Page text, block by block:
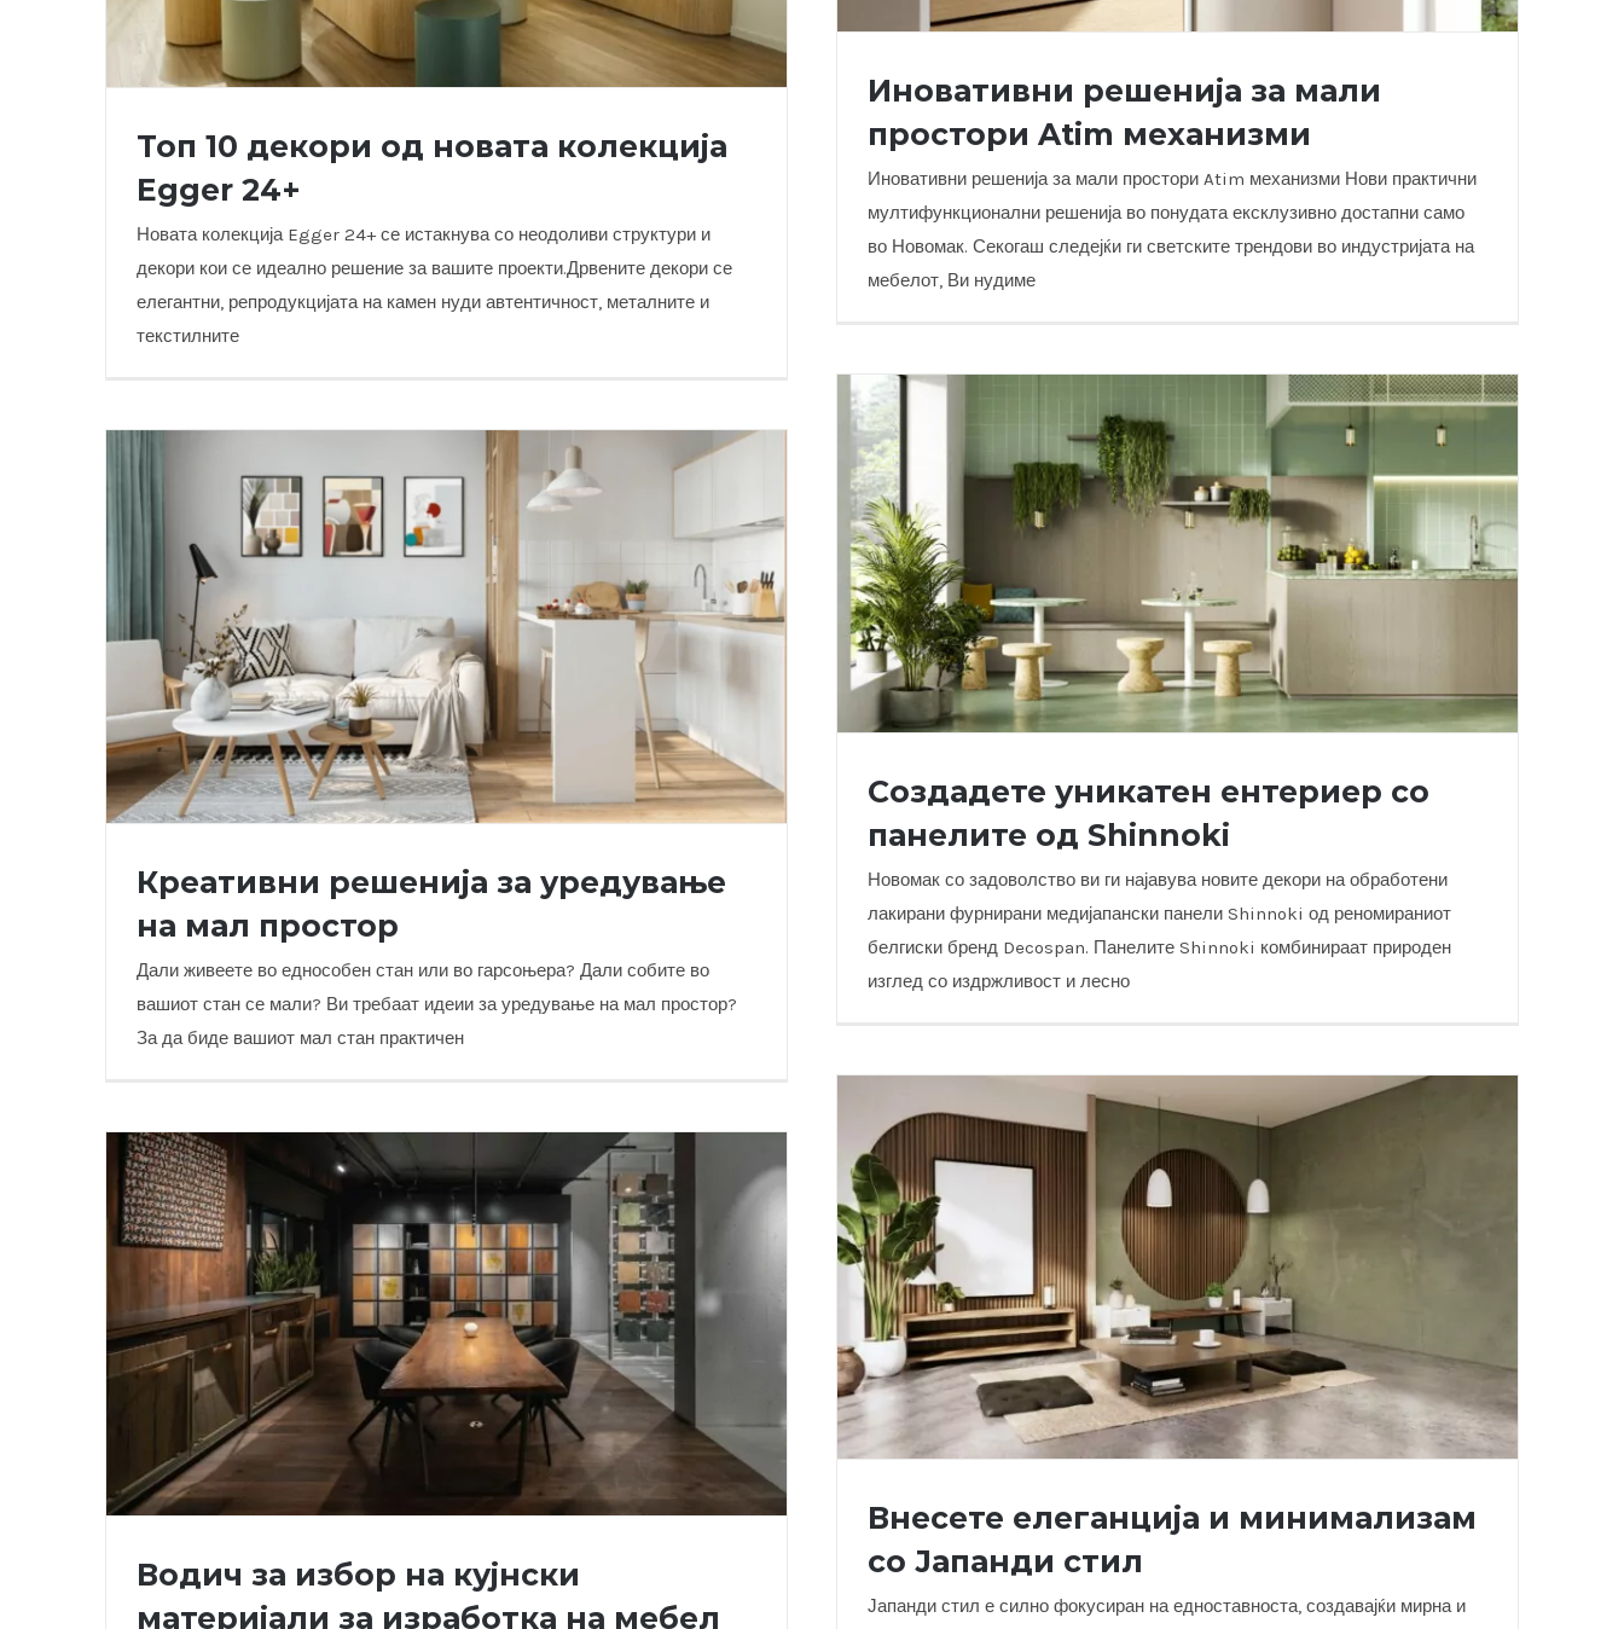
Иновативни решенија за мали простори Atim механизми
Иновативни решенија за мали
простори Atim механизми
Иновативни решенија за мали простори Atim механизми Нови практични
мултифункционални решенија во понудата ексклузивно достапни само
во Новомак. Секогаш следејќи ги светските трендови во индустријата на
мебелот, Ви нудиме
Топ 10 декори од новата колекција Egger 24+
Топ 10 декори од новата колекција
Egger 24+
Новата колекција Egger 24+ се истакнува со неодоливи структури и
декори кои се идеално решение за вашите проекти.Дрвените декори се
елегантни, репродукцијата на камен нуди автентичност, металните и
текстилните
Создадете уникатен ентериер со панелите од Shinnoki
Создадете уникатен ентериер со
панелите од Shinnoki
Новомак со задоволство ви ги најавува новите декори на обработени
лакирани фурнирани медијапански панели Shinnoki од реномираниот
белгиски бренд Decospan. Панелите Shinnoki комбинираат природен
изглед со издржливост и лесно
Креативни решенија за уредување
на мал простор
Дали живеете во еднособен стан или во гарсоњера? Дали собите во
вашиот стан се мали? Ви требаат идеии за уредување на мал простор?
За да биде вашиот мал стан практичен
Внесете елеганција и минимализам
со Јапанди стил
Јапанди стил е силно фокусиран на едноставноста, создавајќи мирна и
Водич за избор на кујнски
материјали за изработка на мебел